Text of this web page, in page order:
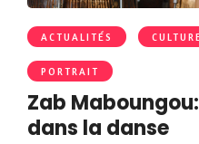
ACTUALITÉS
PORTRAIT
Zab
dans la danse